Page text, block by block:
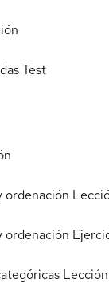
Test
ordenación
ordenación
Lección